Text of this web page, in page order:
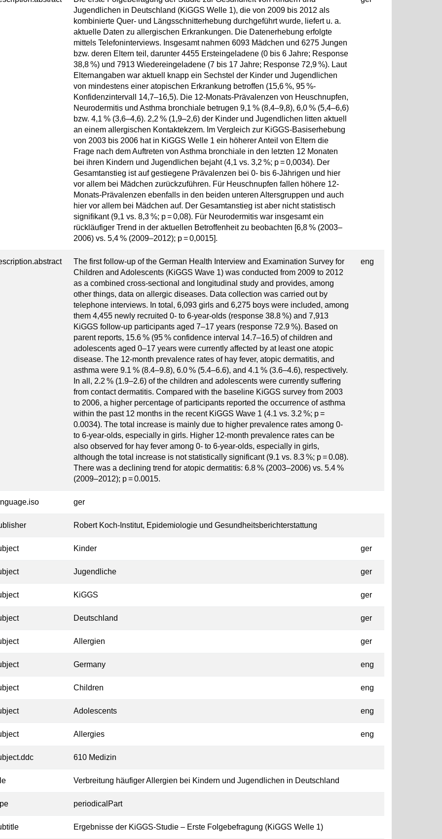
Jugendlichen in Deutschland (KiGGS Welle 1), die von 2009 bis 2012 als
kombinierte Quer- und Längsschnitterhebung durchgeführt wurde, liefert u. a.
aktuelle Daten zu allergischen Erkrankungen. Die Datenerhebung erfolgte
mittels Telefoninterviews. Insgesamt nahmen 6093 Mädchen und 6275 Jungen
bzw. deren Eltern teil, darunter 4455 Ersteingeladene (0 bis 6 Jahre; Response
38,8 %) und 7913 Wiedereingeladene (7 bis 17 Jahre; Response 72,9 %). Laut
Elternangaben war aktuell knapp ein Sechstel der Kinder und Jugendlichen
von mindestens einer atopischen Erkrankung betroffen (15,6 %, 95 %-
Konfidenzintervall 14,7–16,5). Die 12-Monats-Prävalenzen von Heuschnupfen,
Neurodermitis und Asthma bronchiale betrugen 9,1 % (8,4–9,8), 6,0 % (5,4–6,6)
bzw. 4,1 % (3,6–4,6). 2,2 % (1,9–2,6) der Kinder und Jugendlichen litten aktuell
an einem allergischen Kontaktekzem. Im Vergleich zur KiGGS-Basiserhebung
von 2003 bis 2006 hat in KiGGS Welle 1 ein höherer Anteil von Eltern die
Frage nach dem Auftreten von Asthma bronchiale in den letzten 12 Monaten
bei ihren Kindern und Jugendlichen bejaht (4,1 vs. 3,2 %; p = 0,0034). Der
Gesamtanstieg ist auf gestiegene Prävalenzen bei 0- bis 6-Jährigen und hier
vor allem bei Mädchen zurückzuführen. Für Heuschnupfen fallen höhere 12-
Monats-Prävalenzen ebenfalls in den beiden unteren Altersgruppen und auch
hier vor allem bei Mädchen auf. Der Gesamtanstieg ist aber nicht statistisch
signifikant (9,1 vs. 8,3 %; p = 0,08). Für Neurodermitis war insgesamt ein
rückläufiger Trend in der aktuellen Betroffenheit zu beobachten [6,8 % (2003–
2006) vs. 5,4 % (2009–2012); p = 0,0015].
The first follow-up of the German Health Interview and Examination Survey for
Children and Adolescents (KiGGS Wave 1) was conducted from 2009 to 2012
as a combined cross-sectional and longitudinal study and provides, among
other things, data on allergic diseases. Data collection was carried out by
telephone interviews. In total, 6,093 girls and 6,275 boys were included, among
them 4,455 newly recruited 0- to 6-year-olds (response 38.8 %) and 7,913
KiGGS follow-up participants aged 7–17 years (response 72.9 %). Based on
parent reports, 15.6 % (95 % confidence interval 14.7–16.5) of children and
adolescents aged 0–17 years were currently affected by at least one atopic
disease. The 12-month prevalence rates of hay fever, atopic dermatitis, and
asthma were 9.1 % (8.4–9.8), 6.0 % (5.4–6.6), and 4.1 % (3.6–4.6), respectively.
In all, 2.2 % (1.9–2.6) of the children and adolescents were currently suffering
from contact dermatitis. Compared with the baseline KiGGS survey from 2003
to 2006, a higher percentage of participants reported the occurrence of asthma
within the past 12 months in the recent KiGGS Wave 1 (4.1 vs. 3.2 %; p =
0.0034). The total increase is mainly due to higher prevalence rates among 0-
to 6-year-olds, especially in girls. Higher 12-month prevalence rates can be
also observed for hay fever among 0- to 6-year-olds, especially in girls,
although the total increase is not statistically significant (9.1 vs. 8.3 %; p = 0.08).
There was a declining trend for atopic dermatitis: 6.8 % (2003–2006) vs. 5.4 %
(2009–2012); p = 0.0015.
eng
ger
Robert Koch-Institut, Epidemiologie und Gesundheitsberichterstattung
Kinder ger
Jugendliche ger
KiGGS ger
Deutschland ger
Allergien ger
Germany eng
Children eng
Adolescents eng
Allergies eng
610 Medizin
Verbreitung häufiger Allergien bei Kindern und Jugendlichen in Deutschland
periodicalPart
Ergebnisse der KiGGS-Studie – Erste Folgebefragung (KiGGS Welle 1)